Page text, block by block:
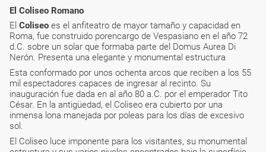
El Coliseo Romano
El Coliseo es el anfiteatro de mayor tamaño y capacidad en
Roma, fue construido porencargo de Vespasiano en el año 72
d.C. sobre un solar que formaba parte del Domus Aurea Di
Nerón. Presenta una elegante y monumental estructura
Esta conformado por unos ochenta arcos que reciben a los 55
mil espectadores capaces de ingresar al recinto. Su
inauguración fue dada en al año 80 a.C. por el emperador Tito
César. En la antigüedad, el Coliseo era cubierto por una
inmensa lona manejada por poleas para los días de excesivo
sol.
El Coliseo luce imponente para los visitantes, su monumental